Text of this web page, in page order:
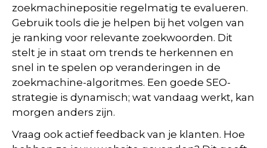
zoekmachinepositie regelmatig te evalueren.
Gebruik tools die je helpen bij het volgen van
je ranking voor relevante zoekwoorden. Dit
stelt je in staat om trends te herkennen en
snel in te spelen op veranderingen in de
zoekmachine-algoritmes. Een goede SEO-
strategie is dynamisch; wat vandaag werkt, kan
morgen anders zijn.
Vraag ook actief feedback van je klanten. Hoe